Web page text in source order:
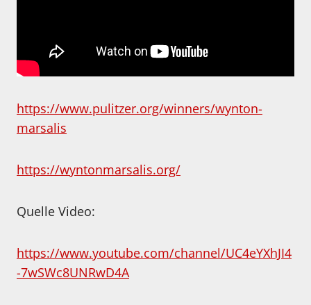
https://www.pulitzer.org/winners/wynton-
marsalis
https://wyntonmarsalis.org/
Quelle Video:
https://www.youtube.com/channel/UC4eYXhJI4
-7wSWc8UNRwD4A